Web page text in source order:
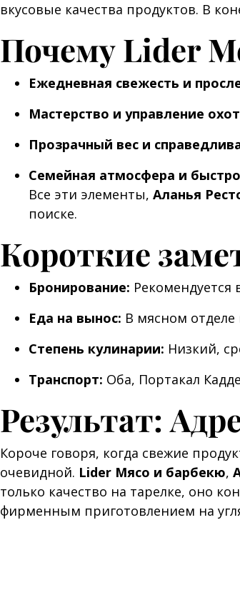
вкусовые качества продуктов. В
Почему Lider
Ежедневная свежесть и
Мастерство и управление
Прозрачный вес и
Семейная атмосфера и
Все эти элементы, Аланья
поиске.
Короткие
Бронирование: Рекомендуется
Еда на вынос: В мясном отделе
Степень кулинарии: Низкий,
Транспорт: Оба, Портакал
Результат:
Короче говоря, когда свежие
очевидной. Lider Мясо и барбекю,
только качество на тарелке, оно
фирменным приготовлением на